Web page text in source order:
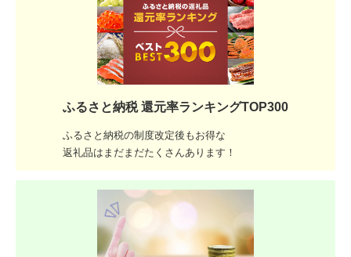
ふるさと納税 還元率ランキングTOP300
ふるさと納税の制度改定後もお得な
返礼品はまだまだたくさんあります！